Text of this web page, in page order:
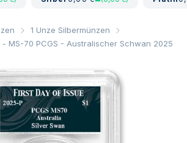
1 Unze Silbermünzen
- MS-70 PCGS - Australischer Schwan 2025